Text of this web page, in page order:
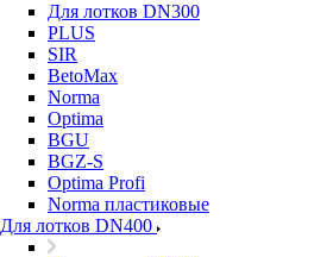
Для лотков DN300
PLUS
SIR
BetoMax
Norma
Optima
BGU
BGZ-S
Optima Profi
Norma пластиковые
Для лотков DN400